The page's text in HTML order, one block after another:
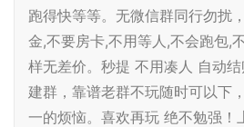
跑得快等等。无微信群同行勿扰
金,不要房卡,不用等人,不会跑包,
样无差价。秒提 不用凑人 自动
建群，靠谱老群不玩随时可以下
一的烦恼。喜欢再玩 绝不勉强！